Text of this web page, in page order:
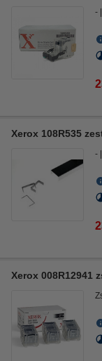
-
Xerox 108R535
-
Xerox 008R12941